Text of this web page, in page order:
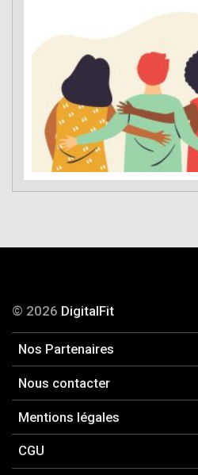
© 2026 DigitalFit
Nos Partenaires
Nous contacter
Mentions légales
CGU